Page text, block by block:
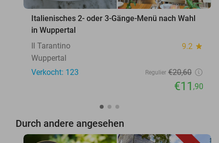
Italienisches 2- oder 3-Gänge-Menü nach Wahl
in Wuppertal
Il Tarantino
9.2 star
Wuppertal
Verkocht: 123
Regulier €20,60
€11 ,90
Durch andere angesehen